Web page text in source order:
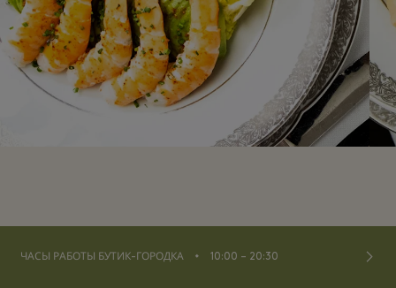
ЧАСЫ РАБОТЫ БУТИК-ГОРОДКА ⬩ 10:00 – 20:30